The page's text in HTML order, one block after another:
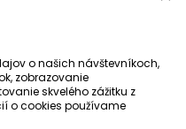
o našich návštevníkoch,
zobrazovanie
skvelého zážitku z
o cookies používame